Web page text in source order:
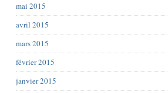
mai 2015
avril 2015
mars 2015
février 2015
janvier 2015